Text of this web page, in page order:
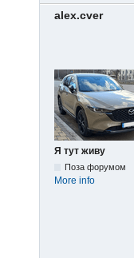
alex.cver
Я тут живу
Поза форумом
More info